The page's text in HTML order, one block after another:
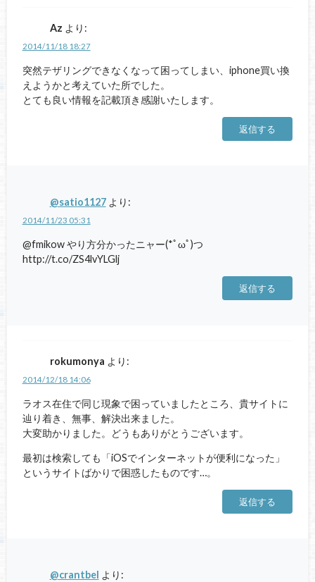
Az より:
2014/11/18 18:27
突然テザリングできなくなって困ってしまい、iphone買い換
えようかと考えていた所でした。
とても良い情報を記載頂き感謝いたします。
返信する
@satio1127 より:
2014/11/23 05:31
@fmikow やり方分かったニャー(*ﾟωﾟ)つ
http://t.co/ZS4lvYLGlj
返信する
rokumonya より:
2014/12/18 14:06
ラオス在住で同じ現象で困っていましたところ、貴サイトに
辿り着き、無事、解決出来ました。
大変助かりました。どうもありがとうございます。
最初は検索しても「iOSでインターネットが便利になった」
というサイトばかりで困惑したものです…。
返信する
@crantbel より: